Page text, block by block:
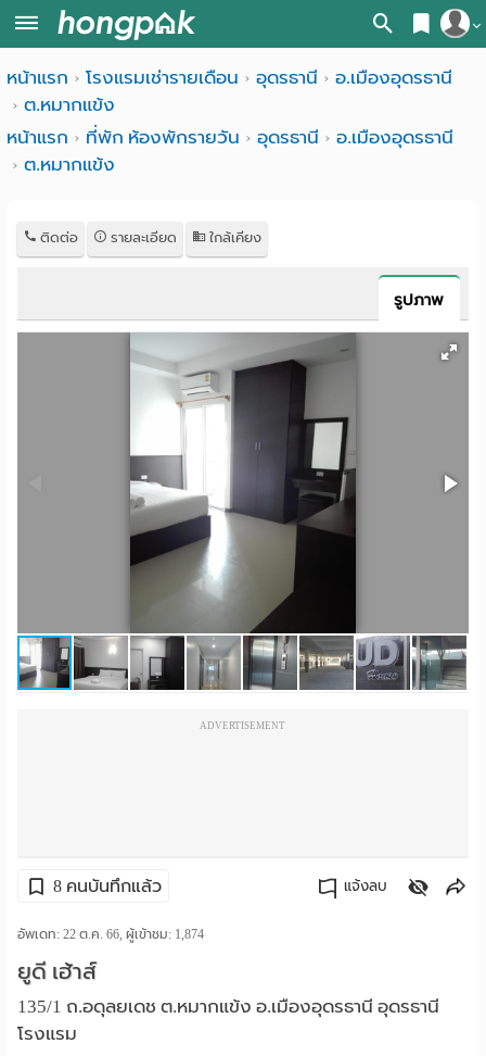
สมัครสมาชิก
หน้า
ค้นหา
ค้นจากสถานีรถไฟฟ้า
ค้นจากสถานศึกษา
พาร์
พัก
ราย
ฟรี
Language
หน้าแรก โรงแรมเช่ารายเดือน อุดรธานี
อ.เมืองอุดรธานี
ต.หมากแข้ง
หน้าแรก
ที่พัก ห้องพักรายวัน อุดรธานี
อ.เมืองอุดรธานี
ต.หมากแข้ง
ติดต่อ รายละเอียด ใกล้เคียง
รูปภาพ
ADVERTISEMENT
8 คนบันทึกแล้ว แจ้งลบ
อัพเดท: 22 ต.ค. 66, ผู้เข้าชม: 1,874
ยูดี เฮ้าส์
135/1 ถ.อดุลยเดช ต.หมากแข้ง อ.เมืองอุดรธานี อุดรธานี
โรงแรม